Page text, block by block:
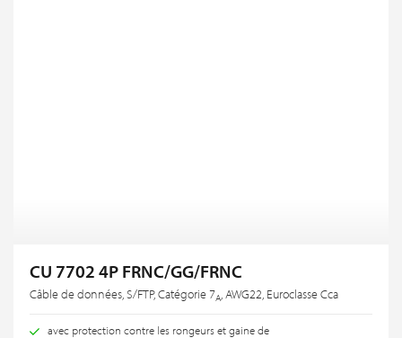
CU 7702 4P FRNC/GG/FRNC
Câble de données, S/FTP, Catégorie 7A, AWG22, Euroclasse Cca
avec protection contre les rongeurs et gaine de